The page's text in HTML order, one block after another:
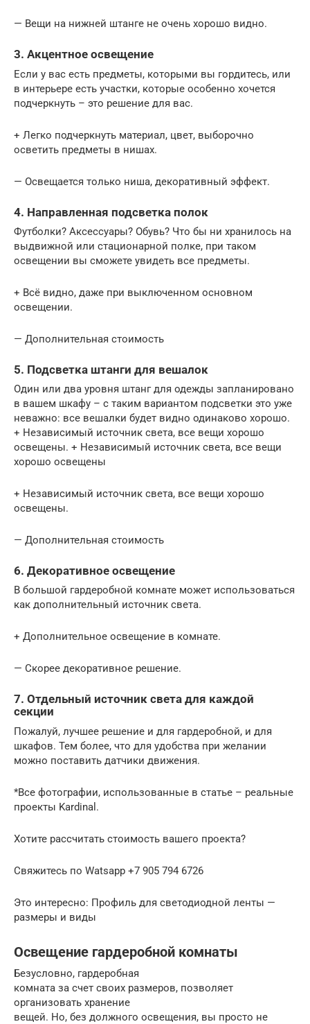
— Вещи на нижней штанге не очень хорошо видно.
3. Акцентное освещение
Если у вас есть предметы, которыми вы гордитесь, или
в интерьере есть участки, которые особенно хочется
подчеркнуть – это решение для вас.
+ Легко подчеркнуть материал, цвет, выборочно
осветить предметы в нишах.
— Освещается только ниша, декоративный эффект.
4. Направленная подсветка полок
Футболки? Аксессуары? Обувь? Что бы ни хранилось на
выдвижной или стационарной полке, при таком
освещении вы сможете увидеть все предметы.
+ Всё видно, даже при выключенном основном
освещении.
— Дополнительная стоимость
5. Подсветка штанги для вешалок
Один или два уровня штанг для одежды запланировано
в вашем шкафу – с таким вариантом подсветки это уже
неважно: все вешалки будет видно одинаково хорошо.
+ Независимый источник света, все вещи хорошо
освещены. + Независимый источник света, все вещи
хорошо освещены
+ Независимый источник света, все вещи хорошо
освещены.
— Дополнительная стоимость
6. Декоративное освещение
В большой гардеробной комнате может использоваться
как дополнительный источник света.
+ Дополнительное освещение в комнате.
— Скорее декоративное решение.
7. Отдельный источник света для каждой
секции
Пожалуй, лучшее решение и для гардеробной, и для
шкафов. Тем более, что для удобства при желании
можно поставить датчики движения.
*Все фотографии, использованные в статье – реальные
проекты Kardinal.
Хотите рассчитать стоимость вашего проекта?
Свяжитесь по Watsapp +7 905 794 6726
Это интересно: Профиль для светодиодной ленты —
размеры и виды
Освещение гардеробной комнаты
Безусловно, гардеробная
комната за счет своих размеров, позволяет
организовать хранение
вещей. Но, без должного освещения, вы просто не